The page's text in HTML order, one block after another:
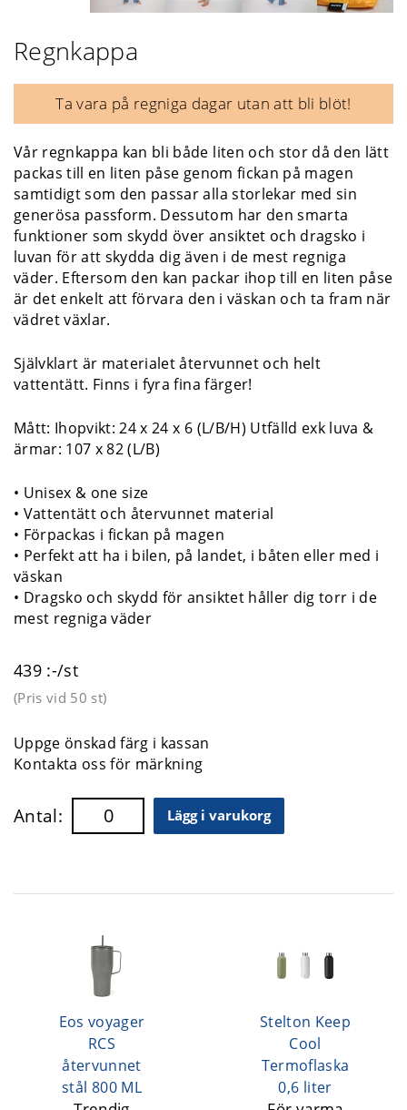
Regnkappa
Ta vara på regniga dagar utan att bli blöt!
Vår regnkappa kan bli både liten och stor då den lätt
packas till en liten påse genom fickan på magen
samtidigt som den passar alla storlekar med sin
generösa passform. Dessutom har den smarta
funktioner som skydd över ansiktet och dragsko i
luvan för att skydda dig även i de mest regniga
väder. Eftersom den kan packar ihop till en liten påse
är det enkelt att förvara den i väskan och ta fram när
vädret växlar.
Självklart är materialet återvunnet och helt
vattentätt. Finns i fyra fina färger!
Mått: Ihopvikt: 24 x 24 x 6 (L/B/H) Utfälld exk luva &
ärmar: 107 x 82 (L/B)
• Unisex & one size
• Vattentätt och återvunnet material
• Förpackas i fickan på magen
• Perfekt att ha i bilen, på landet, i båten eller med i
väskan
• Dragsko och skydd för ansiktet håller dig torr i de
mest regniga väder
439 :-/st
(Pris vid 50 st)
Uppge önskad färg i kassan
Kontakta oss för märkning
Antal: Lägg i varukorg
Eos voyager
RCS
återvunnet
stål 800 ML
Stelton Keep
Cool
Termoflaska
0,6 liter